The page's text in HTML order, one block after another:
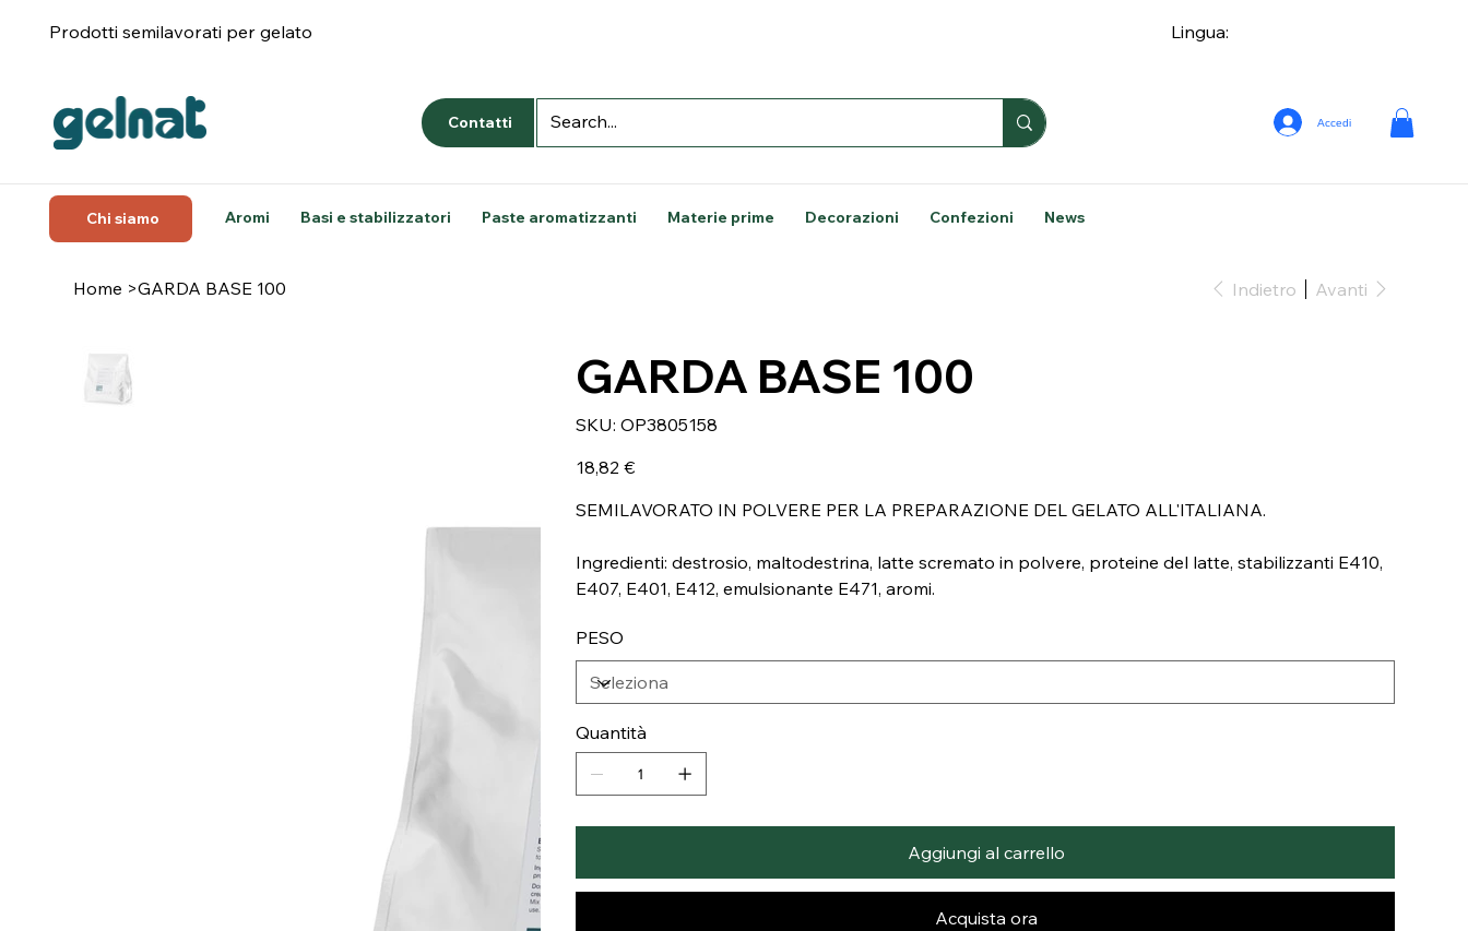
Lingua:
Prodotti semilavorati per gelato
Accedi
Contatti
Chi siamo Aromi Basi e stabilizzatori Paste aromatizzanti Materie prime Decorazioni Confezioni News
Home >GARDA BASE 100 Indietro Avanti
GARDA BASE 100
SKU: SKU
OP3805158
OP3805158
18,82 €
SEMILAVORATO IN POLVERE PER LA PREPARAZIONE DEL GELATO ALL'ITALIANA.
Ingredienti: destrosio, maltodestrina, latte scremato in polvere, proteine del latte, stabilizzanti E410,
E407, E401, E412, emulsionante E471, aromi.
PESO
Quantità
Aggiungi al carrello
Acquista ora